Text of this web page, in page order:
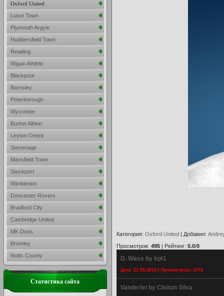
Категория: Oxford United | Добавил:
Просмотров: 495 | Рейтинг: 0.0/0
D. Wass by kpt1
Дата: 21.05.2015 | Просмотров: 3772
Vanderlei by Cleiton Silva
Oxford United
Luton Town
Plymouth Argyle
Huddersfield Town
Reading
Wigan Athletic
Blackpool
Barnsley
Peterborough
Wycombe
Burton Albion
Leyton Orient
Stevenage
Mansfield Town
Stockport
Wimbledon
Doncaster Rovers
Bradford City
Cambridge United
MK Dons
Bromley
Notts County
Статистика сайта